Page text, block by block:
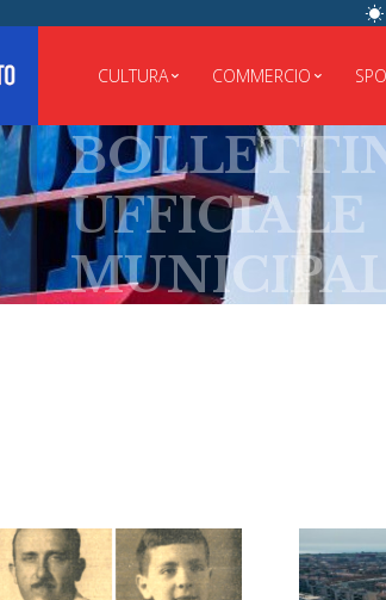
CULTURA COMMERCIO
BOLLETTINO
UFFICIALE
MUNICIPALE